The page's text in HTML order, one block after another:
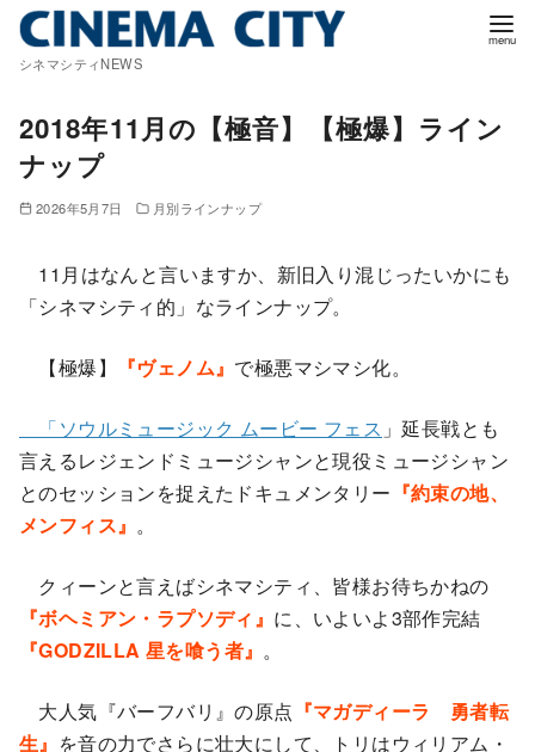
シネマシティNEWS
2018年11月の【極音】【極爆】ライン
ナップ
2026年5月7日 月別ラインナップ
11月はなんと言いますか、新旧入り混じったいかにも
「シネマシティ的」なラインナップ。
【極爆】 『ヴェノム』 で極悪マシマシ化。
「ソウルミュージック ムービー フェス 」延長戦とも
言えるレジェンドミュージシャンと現役ミュージシャン
とのセッションを捉えたドキュメンタリー 『約束の地、
メンフィス』 。
クィーンと言えばシネマシティ、皆様お待ちかねの
『ボヘミアン・ラプソディ』 に、いよいよ3部作完結
『GODZILLA 星を喰う者』 。
大人気『バーフバリ』の原点 『マガディーラ 勇者転
生』 を音の力でさらに壮大にして、トリはウィリアム・